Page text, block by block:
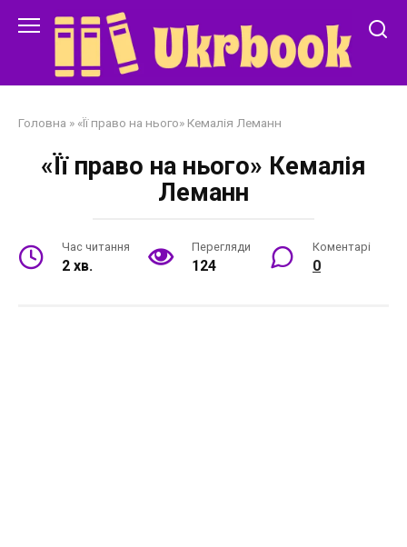
Головна » «Її право на нього» Кемалія Леманн
«Її право на нього» Кемалія
Леманн
Час читання
2 хв.
Перегляди
124
Коментарі
0